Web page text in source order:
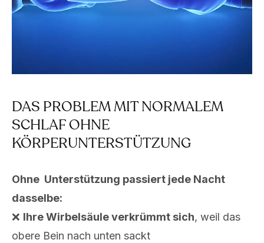
DAS PROBLEM MIT NORMALEM
SCHLAF OHNE
KÖRPERUNTERSTÜTZUNG
Ohne Unterstützung passiert jede Nacht
dasselbe:
❌ Ihre Wirbelsäule verkrümmt sich, weil das
obere Bein nach unten sackt